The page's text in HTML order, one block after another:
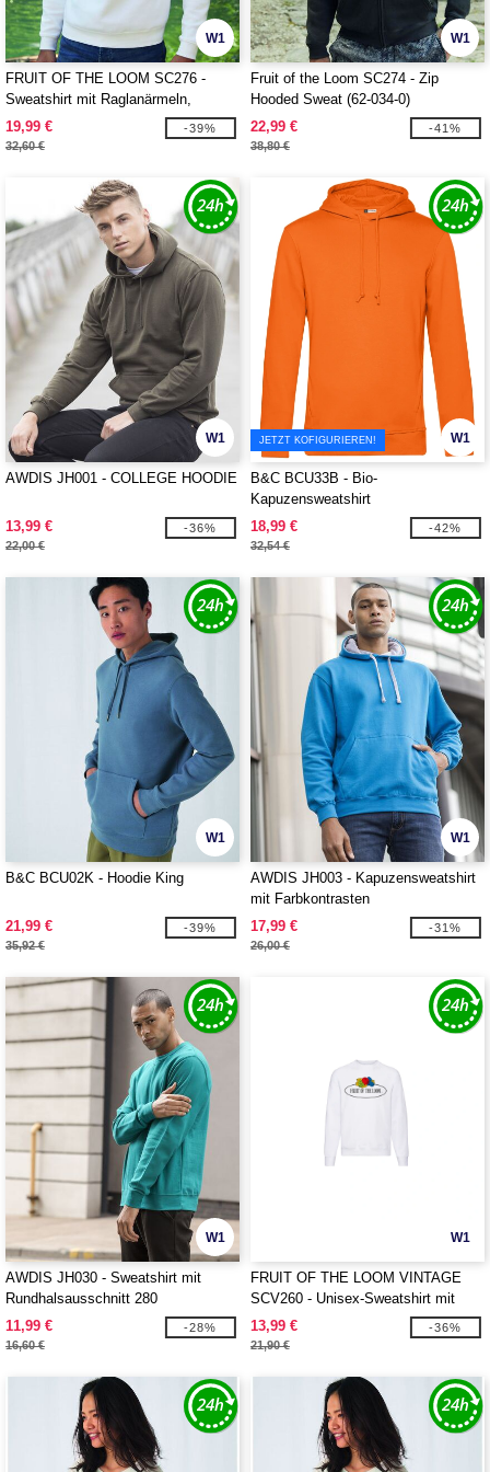
W1
FRUIT OF THE LOOM SC276 -
Sweatshirt mit Raglanärmeln,
Kragen mit Reißverschluss
19,99 €
32,60 €
-39%
W1
Fruit of the Loom SC274 - Zip
Hooded Sweat (62-034-0)
22,99 €
38,80 €
-41%
W1
AWDIS JH001 - COLLEGE HOODIE
13,99 €
22,00 €
-36%
W1
JETZT KOFIGURIEREN!
B&C BCU33B - Bio-
Kapuzensweatshirt
18,99 €
32,54 €
-42%
W1
B&C BCU02K - Hoodie King
21,99 €
35,92 €
-39%
W1
AWDIS JH003 - Kapuzensweatshirt
mit Farbkontrasten
17,99 €
26,00 €
-31%
W1
AWDIS JH030 - Sweatshirt mit
Rundhalsausschnitt 280
11,99 €
16,60 €
-28%
W1
FRUIT OF THE LOOM VINTAGE
SCV260 - Unisex-Sweatshirt mit
rundem Halsausschnitt mit Fruit of
the Loom-Logo
13,99 €
21,90 €
-36%